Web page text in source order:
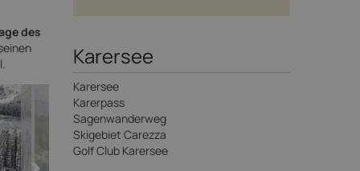
des
Karersee
Karersee
Karerpass
Sagenwanderweg
Skigebiet Carezza
Golf Club Karersee